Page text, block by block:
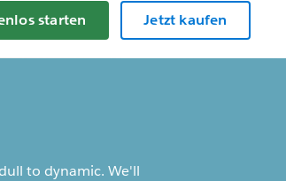
starten Jetzt kaufen
to dynamic. We'll